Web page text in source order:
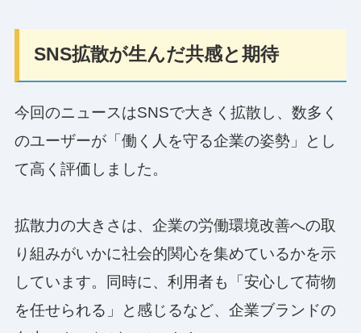
SNS拡散が生んだ共感と期待
今回のニュースはSNSで大きく拡散し、数多く
のユーザーが「働く人を守る企業の姿勢」とし
て高く評価しました。
拡散力の大きさは、企業の労働環境改善への取
り組みがいかに社会的関心を集めているかを示
しています。同時に、利用者も「安心して荷物
を任せられる」と感じるなど、企業ブランドの